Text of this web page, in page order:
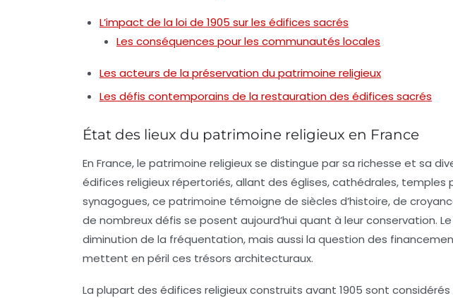
L’impact de la loi de 1905 sur les édifices sacrés
Les conséquences pour les communautés locales
Les acteurs de la préservation du patrimoine religieux
Les défis contemporains de la restauration des édifices sacrés
État des lieux du patrimoine religieux en France
En France, le patrimoine religieux se distingue par sa richesse et sa
édifices religieuxrépertoriés, allant des églises, cathédrales, temples
synagogues, ce patrimoine témoigne de siècles d’histoire, de
de nombreux défis se posent aujourd’hui quant à leur conservation.
diminution de la fréquentation, mais aussi la question des
mettent en péril ces trésors architecturaux.
La plupart des édifices religieux construits avant 1905 sont